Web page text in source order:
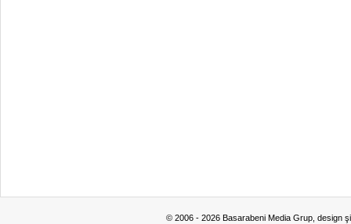
© 2006 - 2026 Basarabeni Media Grup, design